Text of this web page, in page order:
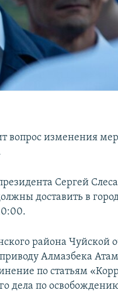
вопрос изменения
Сергей
доставить в
района Чуйской
Алмазбека
по статьям
дела по